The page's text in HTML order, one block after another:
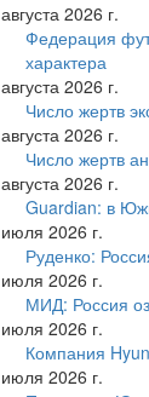
2026 г.
Федерация
характера
2026 г.
Число жертв
2026 г.
Число жертв
2026 г.
Guardian: в
2026 г.
Руденко:
2026 г.
МИД: Россия
2026 г.
Компания
2026 г.